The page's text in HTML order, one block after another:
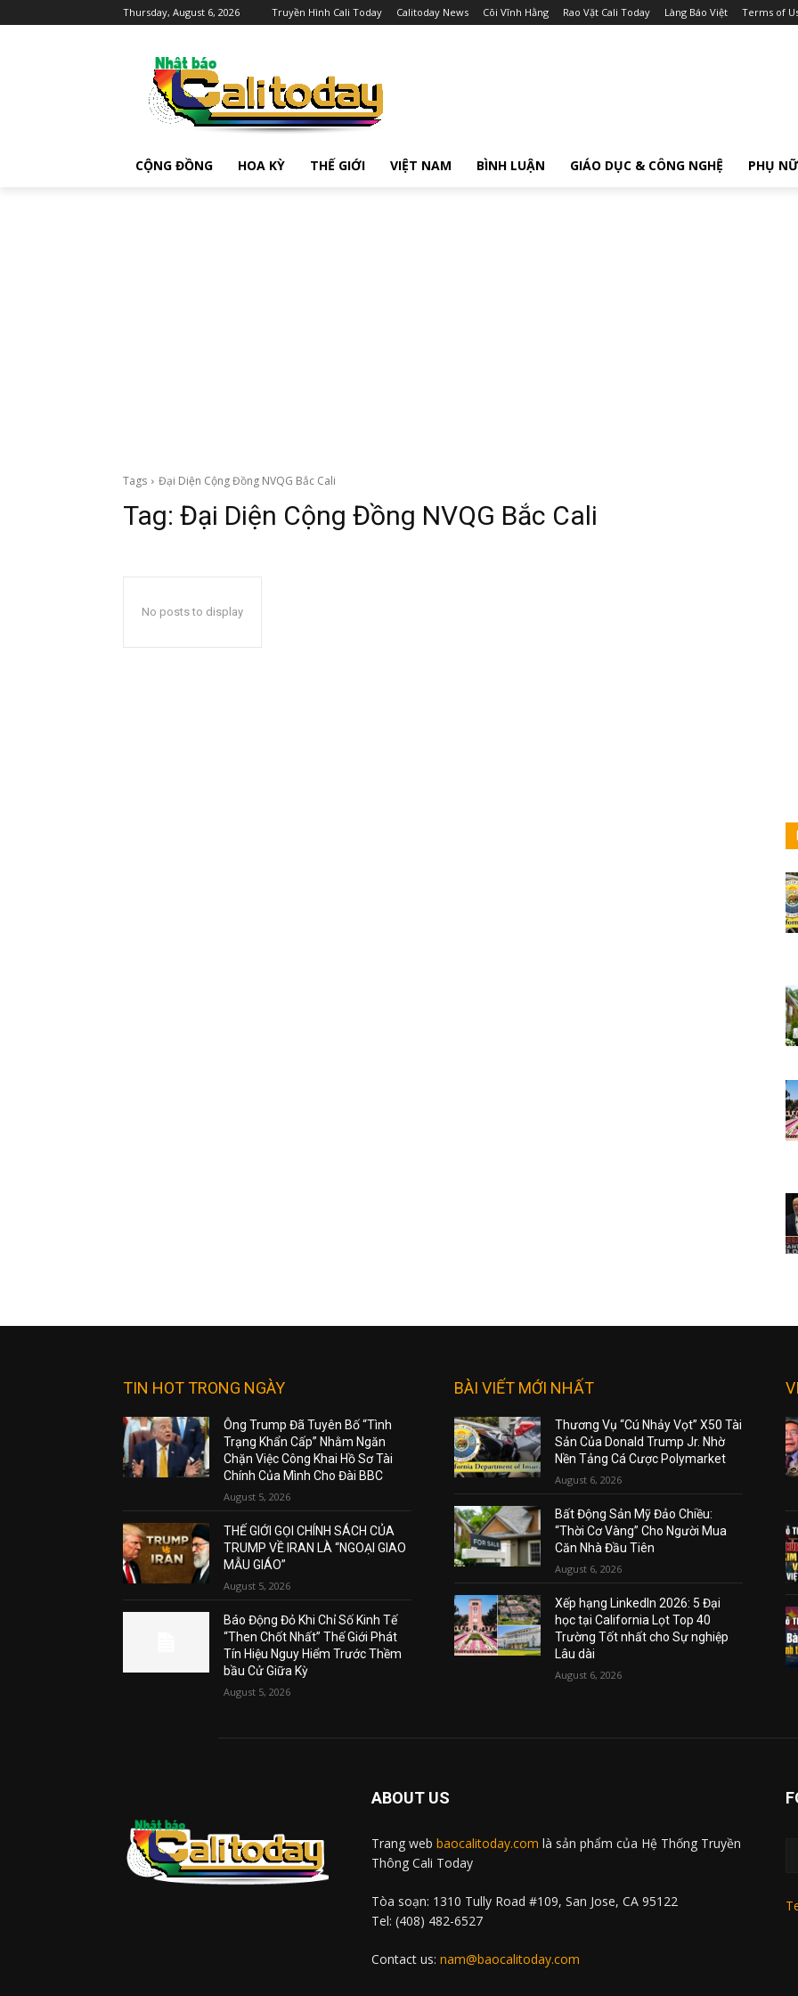
Thursday, August 6, 2026 Truyền Hình Cali Today Calitoday News Cõi Vĩnh Hằng Rao Vặt Cali Today Làng Báo Việt Terms of
CỘNG ĐỒNG HOA KỲ THẾ GIỚI VIỆT NAM BÌNH LUẬN GIÁO DỤC & CÔNG NGHỆ PHỤ NỮ
Tags Đại Diện Cộng Đồng NVQG Bắc Cali
Tag: Đại Diện Cộng Đồng NVQG Bắc Cali
No posts to display
TIN HOT TRONG NGÀY
Ông Trump Đã Tuyên Bố “Tình
Trạng Khẩn Cấp” Nhằm Ngăn
Chặn Việc Công Khai Hồ Sơ Tài
Chính Của Mình Cho Đài BBC
August 5, 2026
THẾ GIỚI GỌI CHÍNH SÁCH CỦA
TRUMP VỀ IRAN LÀ “NGOẠI GIAO
MẪU GIÁO”
August 5, 2026
Báo Động Đỏ Khi Chỉ Số Kinh Tế
“Then Chốt Nhất” Thế Giới Phát
Tín Hiệu Nguy Hiểm Trước Thềm
bầu Cử Giữa Kỳ
August 5, 2026
BÀI VIẾT MỚI NHẤT
Thương Vụ “Cú Nhảy Vọt” X50 Tài
Sản Của Donald Trump Jr. Nhờ
Nền Tảng Cá Cược Polymarket
August 6, 2026
Bất Động Sản Mỹ Đảo Chiều:
“Thời Cơ Vàng” Cho Người Mua
Căn Nhà Đầu Tiên
August 6, 2026
Xếp hạng LinkedIn 2026: 5 Đại
học tại California Lọt Top 40
Trường Tốt nhất cho Sự nghiệp
Lâu dài
August 6, 2026
ABOUT US
Trang web baocalitoday.com là sản phẩm của Hệ Thống Truyền
Thông Cali Today
Tòa soạn: 1310 Tully Road #109, San Jose, CA 95122
Tel: (408) 482-6527
Contact us: nam@baocalitoday.com